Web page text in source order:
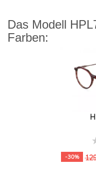
Das Modell
Farben:
-30%